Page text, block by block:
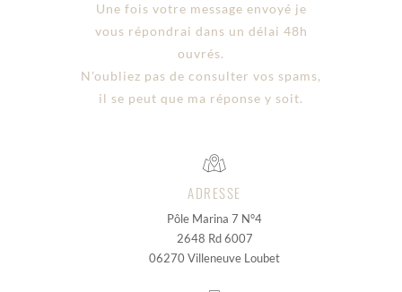
Une fois votre message envoyé je
vous répondrai dans un délai 48h
ouvrés.
N'oubliez pas de consulter vos spams,
il se peut que ma réponse y soit.
ADRESSE
Pôle Marina 7 N°4
2648 Rd 6007
06270 Villeneuve Loubet